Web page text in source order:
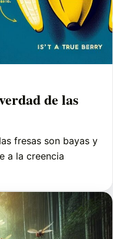
de las
fresas son bayas y
a la creencia